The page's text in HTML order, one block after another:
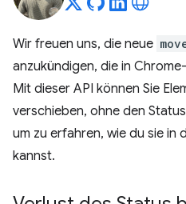
Wir freuen uns, die neue
anzukündigen, die in
Mit dieser API können Sie
verschieben, ohne den
um zu erfahren, wie du sie in
kannst.